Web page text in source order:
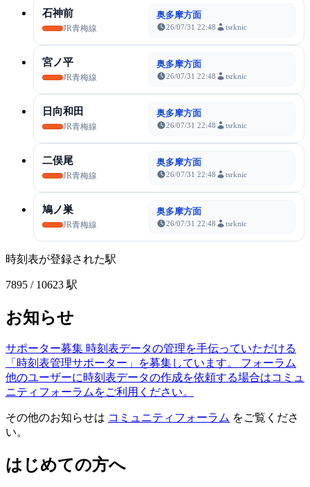
石神前
JR青梅線
奥多摩方面
26/07/31 22:48 tsrknic
宮ノ平
JR青梅線
奥多摩方面
26/07/31 22:48 tsrknic
日向和田
JR青梅線
奥多摩方面
26/07/31 22:48 tsrknic
二俣尾
JR青梅線
奥多摩方面
26/07/31 22:48 tsrknic
鳩ノ巣
JR青梅線
奥多摩方面
26/07/31 22:48 tsrknic
時刻表が登録された駅
7895 / 10623 駅
お知らせ
サポーター募集 時刻表データの管理を手伝っていただける
「時刻表管理サポーター」を募集しています。
フォーラム
他のユーザーに時刻表データの作成を依頼する場合はコミュ
ニティフォーラムをご利用ください。
その他のお知らせは コミュニティフォーラム をご覧くださ
い。
はじめての方へ